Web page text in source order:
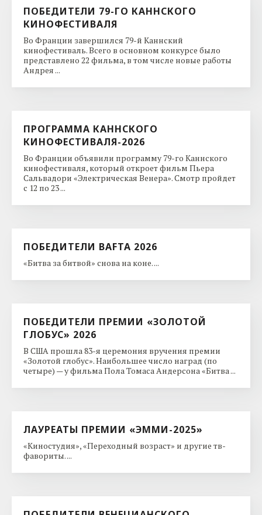
ПОБЕДИТЕЛИ 79-ГО КАННСКОГО
КИНОФЕСТИВАЛЯ
Во Франции завершился 79-й Каннский
кинофестиваль. Всего в основном конкурсе было
представлено 22 фильма, в том числе новые работы
Андрея ...
ПРОГРАММА КАННСКОГО
КИНОФЕСТИВАЛЯ-2026
Во Франции объявили программу 79-го Каннского
кинофестиваля, который откроет фильм Пьера
Сальвадори «Электрическая Венера». Смотр пройдет
с 12 по 23 ...
ПОБЕДИТЕЛИ BAFTA 2026
«Битва за битвой» снова на коне. ...
ПОБЕДИТЕЛИ ПРЕМИИ «ЗОЛОТОЙ
ГЛОБУС» 2026
В США прошла 83-я церемония вручения премии
«Золотой глобус». Наибольшее число наград (по
четыре) — у фильма Пола Томаса Андерсона «Битва ...
ЛАУРЕАТЫ ПРЕМИИ «ЭММИ-2025»
«Киностудия», «Переходный возраст» и другие тв-
фавориты. ...